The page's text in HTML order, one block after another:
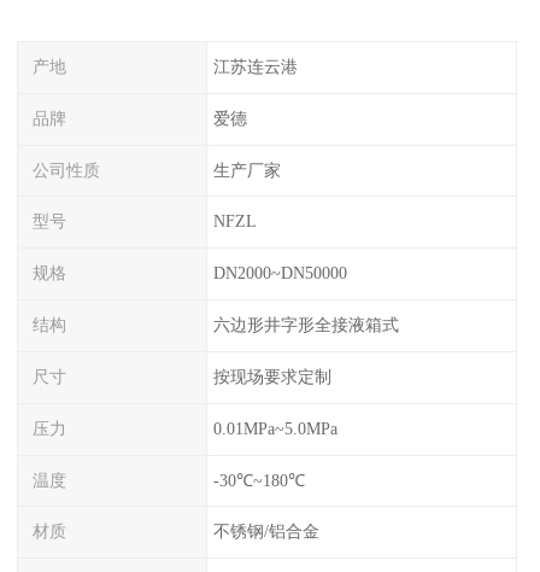
产地 江苏连云港
品牌 爱德
公司性质 生产厂家
型号 NFZL
规格 DN2000~DN50000
结构 六边形井字形全接液箱式
尺寸 按现场要求定制
压力 0.01MPa~5.0MPa
温度 -30℃~180℃
材质 不锈钢/铝合金